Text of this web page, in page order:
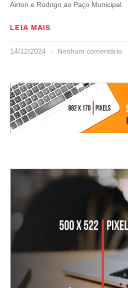
Airton e Rodrigo ao Paço Municipal.
LEIA MAIS
14/12/2024 Nenhum comentário